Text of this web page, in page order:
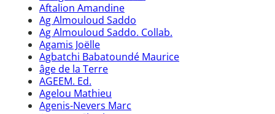
Aftalion Amandine
Ag Almouloud Saddo
Ag Almouloud Saddo. Collab.
Agamis Joëlle
Agbatchi Babatoundé Maurice
âge de la Terre
AGEEM. Ed.
Agelou Mathieu
Agenis-Nevers Marc